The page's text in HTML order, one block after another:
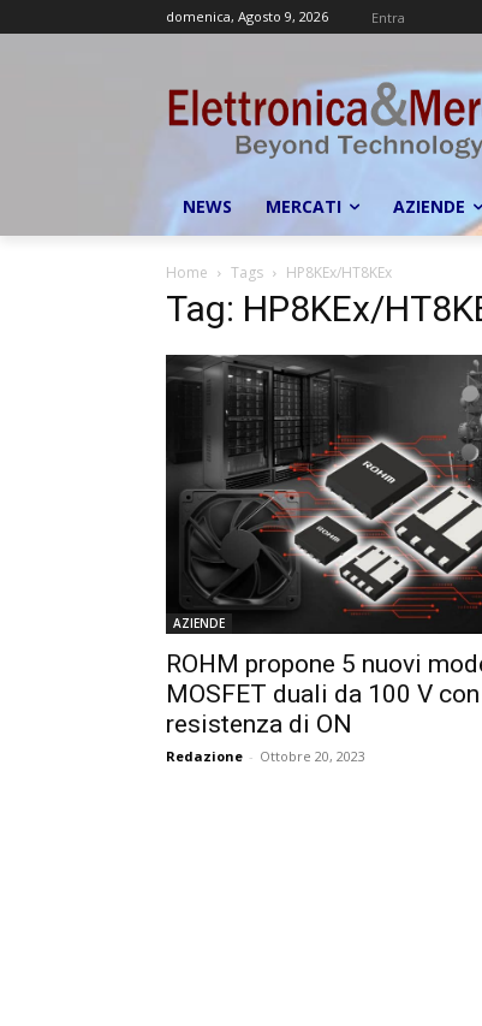
domenica, Agosto 9, 2026 Entra
NEWS MERCATI AZIENDE
Home Tags HP8KEx/HT8KEx
Tag: HP8KEx/
AZIENDE
ROHM propone 5 nuovi
MOSFET duali da 100 V
resistenza di ON
Redazione - Ottobre 20, 2023